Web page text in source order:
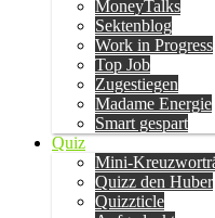
MoneyTalks
Sektenblog
Work in Progress
Top Job
Zugestiegen
Madame Energie
Smart gespart
Quiz
Mini-
Quizz den Huber
Quizzticle